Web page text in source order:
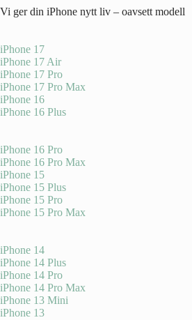
Vi ger din iPhone nytt liv – oavsett modell
iPhone 17
iPhone 17 Air
iPhone 17 Pro
iPhone 17 Pro Max
iPhone 16
iPhone 16 Plus
iPhone 16 Pro
iPhone 16 Pro Max
iPhone 15
iPhone 15 Plus
iPhone 15 Pro
iPhone 15 Pro Max
iPhone 14
iPhone 14 Plus
iPhone 14 Pro
iPhone 14 Pro Max
iPhone 13 Mini
iPhone 13